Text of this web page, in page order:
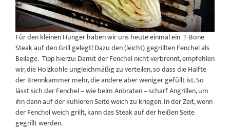
Für den kleinen Hunger haben wir uns heute einmal ein T-Bone
Steak auf den Grill gelegt! Dazu den (leicht) gegrillten Fenchel als
Beilage. Tipp hierzu: Damit der Fenchel nicht verbrennt, empfehlen
wir, die Holzkohle ungleichmäßig zu verteilen, so dass die Hälfte
der Brennkammer mehr, die andere aber weniger gefüllt ist. So
lässt sich der Fenchel – wie beim Anbraten – scharf Angrillen, um
ihn dann auf der kühleren Seite weich zu kriegen. In der Zeit, wenn
der Fenchel weich grillt, kann das Steak auf der heißen Seite
gegrillt werden.